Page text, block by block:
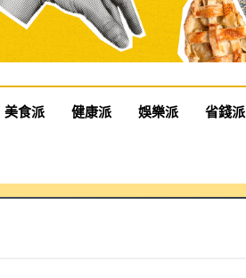
美食派 健康派 娛樂派 省錢派